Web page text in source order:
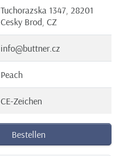
Tuchorazska 1347, 28201
Cesky Brod, CZ
info@buttner.cz
Peach
CE-Zeichen
Bestellen